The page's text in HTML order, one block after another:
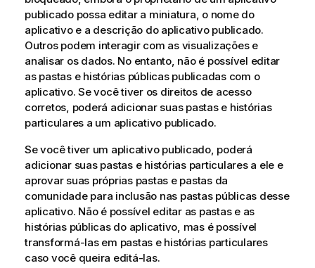
publicado possa editar a miniatura, o nome do
aplicativo e a descrição do aplicativo publicado.
Outros podem interagir com as visualizações e
analisar os dados. No entanto, não é possível editar
as pastas e histórias públicas publicadas com o
aplicativo. Se você tiver os direitos de acesso
corretos, poderá adicionar suas pastas e histórias
particulares a um aplicativo publicado.
Se você tiver um aplicativo publicado, poderá
adicionar suas pastas e histórias particulares a ele e
aprovar suas próprias pastas e pastas da
comunidade para inclusão nas pastas públicas desse
aplicativo. Não é possível editar as pastas e as
histórias públicas do aplicativo, mas é possível
transformá-las em pastas e histórias particulares
caso você queira editá-las.